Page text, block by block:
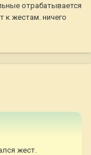
отрабатывается
к жестам. ничего
жест.